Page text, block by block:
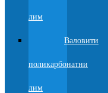
лим
Валовити
поликарбонатни
лим